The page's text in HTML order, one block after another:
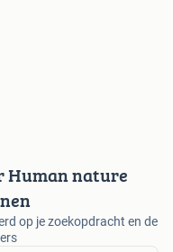
Human nature
op je zoekopdracht en de